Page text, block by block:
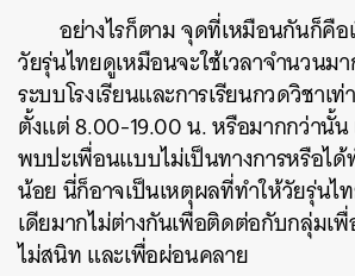
อย่างไรก็ตาม จุดที่เหมือนกันก็คือ
วัยรุ่นไทยดูเหมือนจะใช้เวลาจำนวนม
ระบบโรงเรียนและการเรียนกวดวิชาเ
ตั้งแต่ 8.00-19.00 น. หรือมากกว่านั้น
พบปะเพื่อนแบบไม่เป็นทางการหรือไ
น้อย นี่ก็อาจเป็นเหตุผลที่ทำให้วัยรุ่นไ
เดียมากไม่ต่างกันเพื่อติดต่อกับกลุ่มเ
ไม่สนิท และเพื่อผ่อนคลาย